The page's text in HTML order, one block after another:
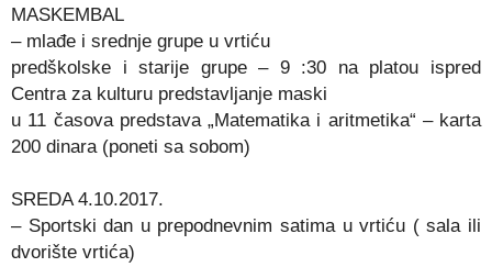
MASKEMBAL
– mlađe i srednje grupe u vrtiću
predškolske i starije grupe – 9 :30 na platou ispred
Centra za kulturu predstavljanje maski
u 11 časova predstava „Matematika i aritmetika“ – karta
200 dinara (poneti sa sobom)
SREDA 4.10.2017.
– Sportski dan u prepodnevnim satima u vrtiću ( sala ili
dvorište vrtića)